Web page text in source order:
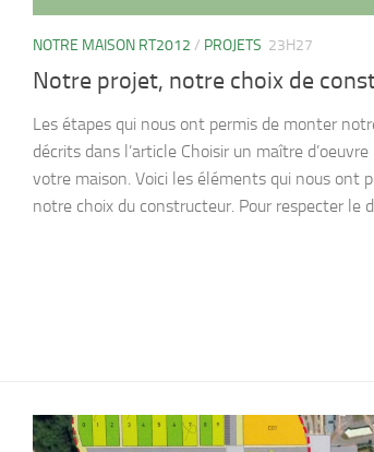
NOTRE MAISON RT2012 / PROJETS 23H27
Notre projet, notre choix de
Les étapes qui nous ont permis de monter
décrits dans l’article Choisir un maître
votre maison. Voici les éléments qui nous ont
notre choix du constructeur. Pour respecter le